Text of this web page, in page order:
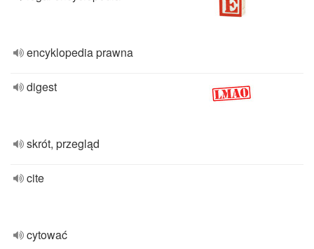
encyklopedia prawna
digest
skrót, przegląd
cite
cytować